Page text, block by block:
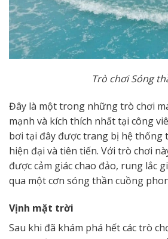
Trò chơi Sóng
Đây là một trong những trò chơi
mạnh và kích thích nhất tại công
bơi tại đây được trang bị hệ thống
hiện đại và tiên tiến. Với trò chơi
được cảm giác chao đảo, rung lắc
qua một cơn sóng thần cuồng
Vịnh mặt trời
Sau khi đã khám phá hết các trò